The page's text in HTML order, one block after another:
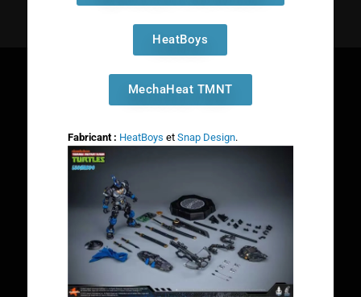
HeatBoys
MechaHeat TMNT
Fabricant : HeatBoys et Snap Design.